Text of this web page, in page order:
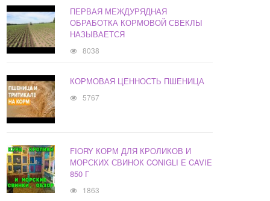
ПЕРВАЯ МЕЖДУРЯДНАЯ
ОБРАБОТКА КОРМОВОЙ СВЕКЛЫ
НАЗЫВАЕТСЯ
8038
КОРМОВАЯ ЦЕННОСТЬ ПШЕНИЦА
5767
FIORY КОРМ ДЛЯ КРОЛИКОВ И
МОРСКИХ СВИНОК CONIGLI E CAVIE
850 Г
1863